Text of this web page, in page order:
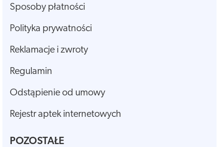
Sposoby płatności
Polityka prywatności
Reklamacje i zwroty
Regulamin
Odstąpienie od umowy
Rejestr aptek internetowych
POZOSTAŁE